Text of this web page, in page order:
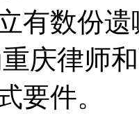
有数份
庆律师
要件。